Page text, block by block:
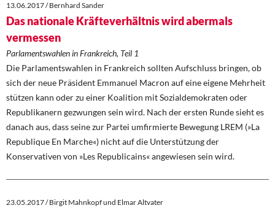
13.06.2017 / Bernhard Sander
Das nationale Kräfteverhältnis wird abermals
vermessen
Parlamentswahlen in Frankreich, Teil 1
Die Parlamentswahlen in Frankreich sollten Aufschluss bringen, ob
sich der neue Präsident Emmanuel Macron auf eine eigene Mehrheit
stützen kann oder zu einer Koalition mit Sozialdemokraten oder
Republikanern gezwungen sein wird. Nach der ersten Runde sieht es
danach aus, dass seine zur Partei umfirmierte Bewegung LREM (»La
Republique En Marche«) nicht auf die Unterstützung der
Konservativen von »Les Republicains« angewiesen sein wird.
23.05.2017 / Birgit Mahnkopf und Elmar Altvater